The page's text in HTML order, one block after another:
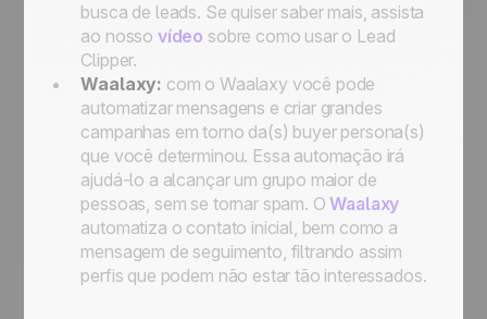
busca de leads. Se quiser saber mais, assista
ao nosso vídeo sobre como usar o Lead
Clipper.
Waalaxy: com o Waalaxy você pode
automatizar mensagens e criar grandes
campanhas em torno da(s) buyer persona(s)
que você determinou. Essa automação irá
ajudá-lo a alcançar um grupo maior de
pessoas, sem se tornar spam. OWaalaxy
automatiza o contato inicial, bem como a
mensagem de seguimento, filtrando assim
perfis que podem não estar tão interessados.